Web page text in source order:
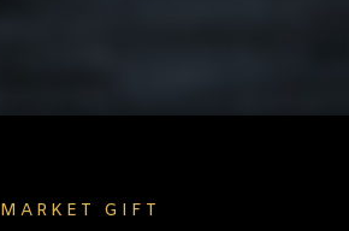
MARKET GIFT